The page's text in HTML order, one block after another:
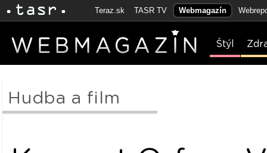
Teraz.sk TASR TV Webmagazín
Štýl
Hudba a film